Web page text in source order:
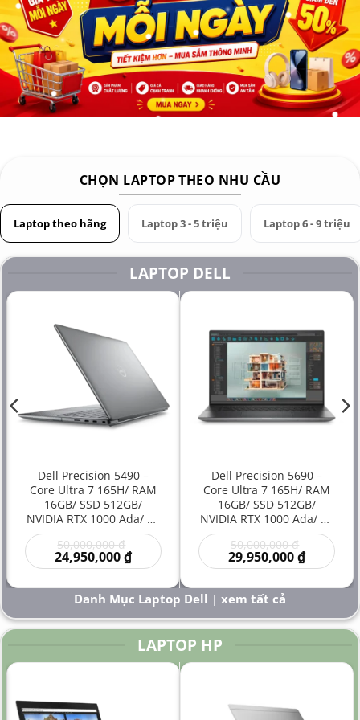
CHỌN LAPTOP THEO NHU CẦU
Laptop theo hãng Laptop 3 - 5 triệu Laptop 6 - 9 triệu
LAPTOP DELL
Dell Precision 5490 –
Core Ultra 7 165H/ RAM
16GB/ SSD 512GB/
NVIDIA RTX 1000 Ada/ 14
inch – Laptop
Workstation Đồ Họa Siêu
Gọn Hiệu Năng Cao Giá
50,000,000₫
gốc
là:
50,000,000 ₫.
24,950,000₫Giá
hiện
là:
24,950,000 ₫.
Dell Precision 5690 –
Core Ultra 7 165H/ RAM
16GB/ SSD 512GB/
NVIDIA RTX 1000 Ada/ 16
inch – Laptop
Workstation Cao Cấp Đồ
Họa Kỹ Thuật Sáng Tạo
50,000,000₫
gốc
là:
29,950,000₫Giá
hiện
là:
₫.
Danh Mục Laptop Dell | xem tất cả
LAPTOP HP